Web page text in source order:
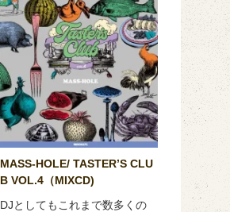
MASS-HOLE/ TASTERʼS CLU
B VOL.4（MIXCD)
DJとしてもこれまで数多くの